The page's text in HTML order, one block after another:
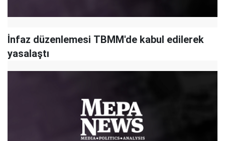
İnfaz düzenlemesi TBMM'de kabul edilerek
yasalaştı